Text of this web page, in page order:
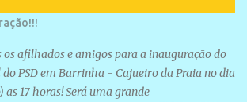
os afilhados e amigos para a inauguração do
PSD em Barrinha - Cajueiro da Praia no dia
17 horas! Será uma grande